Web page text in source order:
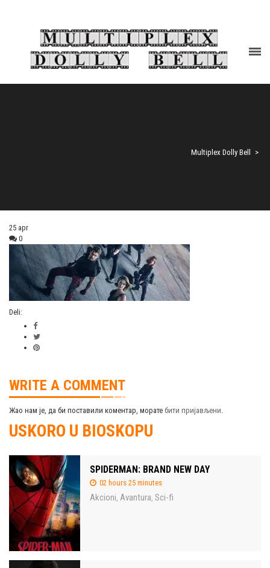
Multiplex Dolly Bell >
25 apr
0
Deli:
WRITE A COMMENT
Жао нам је, да би поставили коментар, морате бити пријављени.
USKORO U BIOSKOPU
SPIDERMAN: BRAND NEW DAY
02 hours 25 minutes
Akcioni, Avantura, Sci-fi